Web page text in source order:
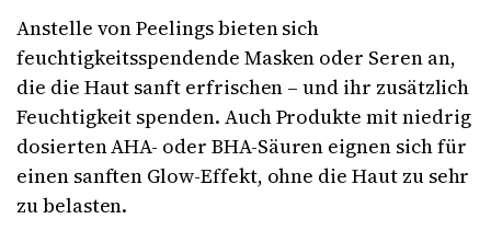
Anstelle von Peelings bieten sich
feuchtigkeitsspendende Masken oder Seren an,
die die Haut sanft erfrischen – und ihr zusätzlich
Feuchtigkeit spenden. Auch Produkte mit niedrig
dosierten AHA- oder BHA-Säuren eignen sich für
einen sanften Glow-Effekt, ohne die Haut zu sehr
zu belasten.